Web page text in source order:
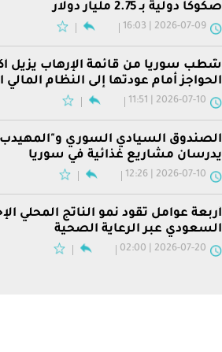
صكوكاً دولية بـ 2.75 مليار دولار
2026-07-09 | 16:03
شطب سوريا من قائمة الإرهاب يزيل
الحواجز أمام عودتها إلى النظام المالي
2026-07-10 | 11:51
الصندوق السيادي السوري
يدرسان مشاريع غذائية في سوريا
2026-07-10 | 12:26
أربعة عوامل تقود نمو الناتج المحلي
السعودي عبر الرعاية الصحية
2026-07-20 | 02:00